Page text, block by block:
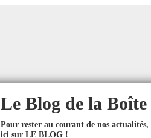
Le Blog de la
Pour rester au courant de nos actualités,
ici sur LE BLOG !